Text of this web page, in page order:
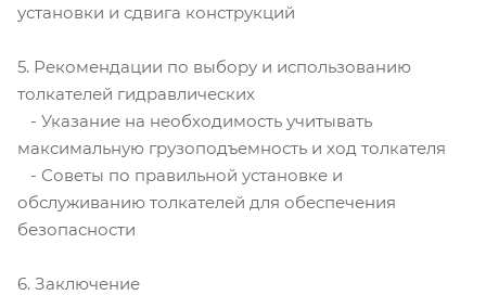
установки и сдвига конструкций
5. Рекомендации по выбору и использованию
толкателей гидравлических
- Указание на необходимость учитывать
максимальную грузоподъемность и ход толкателя
- Советы по правильной установке и
обслуживанию толкателей для обеспечения
безопасности
6. Заключение